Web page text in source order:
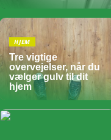
HJEM
Tre vigtige
overvejelser, når du
vælger gulv til dit
hjem